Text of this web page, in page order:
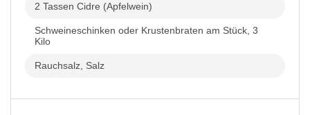
2 Tassen Cidre (Apfelwein)
Schweineschinken oder Krustenbraten am Stück, 3
Kilo
Rauchsalz, Salz